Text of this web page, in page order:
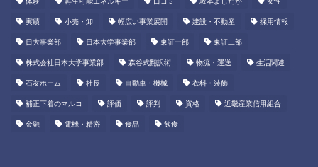
実績 小売・卸 幅広い事業展開 建設・不動産 採用情報
日大事業部 日本大学事業部 東証一部 東証二部
株式会社日本大学事業部 森谷式翻訳術 物流・運送 生活関連
石友ホーム 社長 自動車・機械 衣料・装飾
補正下着のマルコ 評価 評判 資格 近畿産業信用組合
金融 電機・精密 食品 飲食